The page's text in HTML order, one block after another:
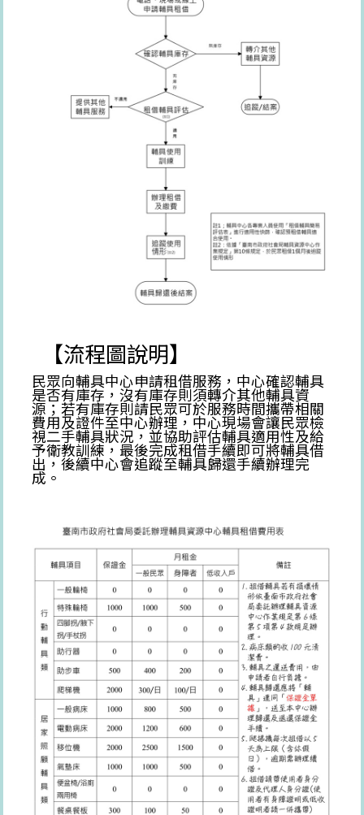
【流程圖說明】
民眾向輔具中心申請租借服務，中心確認輔具
是否有庫存，沒有庫存則須轉介其他輔具資
源；若有庫存則請民眾可於服務時間攜帶相關
費用及證件至中心辦理，中心現場會讓民眾檢
視二手輔具狀況，並協助評估輔具適用性及給
予衛教訓練，最後完成租借手續即可將輔具借
出，後續中心會追蹤至輔具歸還手續辦理完
成。